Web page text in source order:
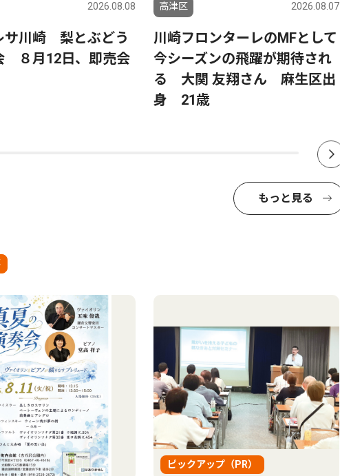
2026.08.08
サ川崎 梨とぶどう
８月12日、即売会
高津区 2026.08.07
川崎フロンターレのMFとして
今シーズンの飛躍が期待され
る 大関 友翔さん 麻生区出
身 21歳
もっと見る
ピックアップ（PR）